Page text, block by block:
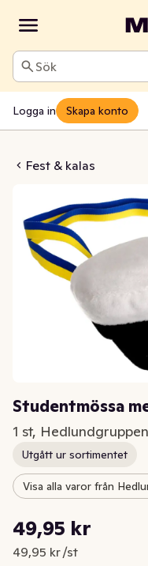
Sök
Logga in Skapa konto
Fest & kalas
med Plysch 8cm
Studentmössa
1 st, Hedlundgruppen
Utgått ur sortimentet
Visa alla varor från
Nuvarande pris är:
49,95 kr
49,95 kr /st
Styckpris: 49,95 kr /st